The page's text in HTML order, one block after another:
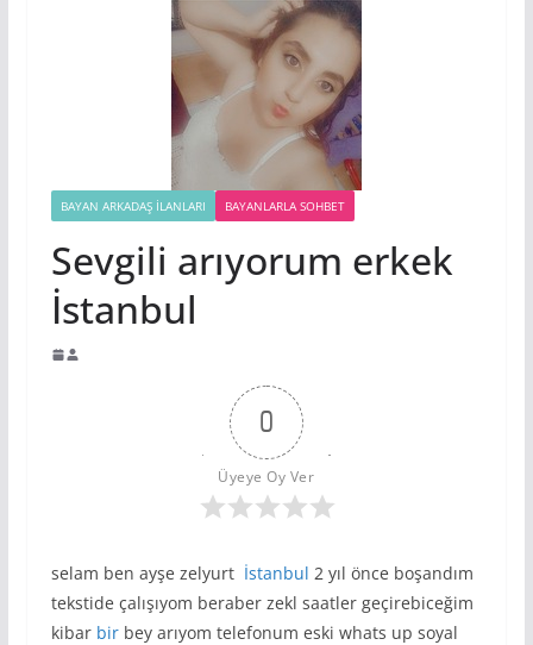
BAYAN ARKADAŞ İLANLARI BAYANLARLA SOHBET
Sevgili arıyorum erkek
İstanbul
0
Üyeye Oy Ver
selam ben ayşe zelyurt İstanbul 2 yıl önce boşandım
tekstide çalışıyom beraber zekl saatler geçirebiceğim
kibar birbey arıyom telefonum eski whats up soyal